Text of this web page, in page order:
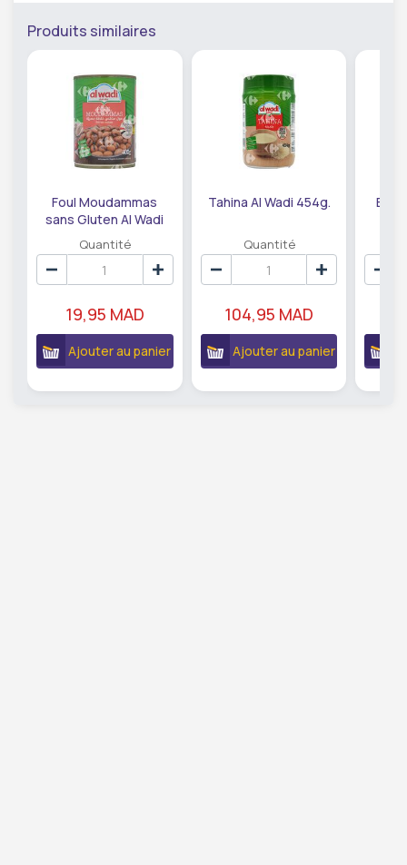
Produits similaires
Foul Moudammas
sans Gluten Al Wadi
400g
Quantité
19,95 MAD
Ajouter au panier
Tahina Al Wadi 454g.
Quantité
104,95 MAD
Ajouter au panier